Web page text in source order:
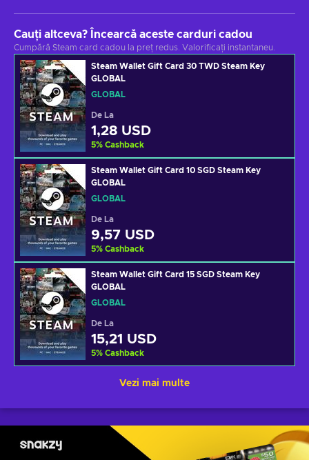
Cauți altceva? Încearcă aceste carduri cadou
Cumpără Steam card cadou la preț redus. Valorificați instantaneu.
Steam Wallet Gift Card 30 TWD Steam Key
GLOBAL
GLOBAL
De La
1,28 USD
5% Cashback
Steam Wallet Gift Card 10 SGD Steam Key
GLOBAL
GLOBAL
De La
9,57 USD
5% Cashback
Steam Wallet Gift Card 15 SGD Steam Key
GLOBAL
GLOBAL
De La
15,21 USD
5% Cashback
Vezi mai multe